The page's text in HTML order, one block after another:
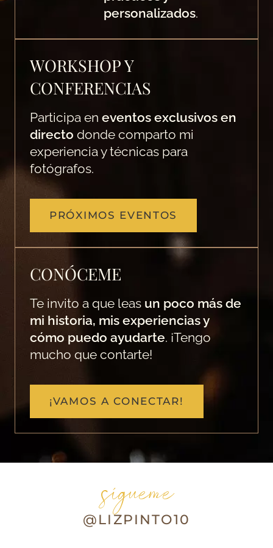
personalizados.
WORKSHOP Y
CONFERENCIAS
Participa en eventos exclusivos en
directo donde comparto mi
experiencia y técnicas para
fotógrafos.
PRÓXIMOS EVENTOS
CONÓCEME
Te invito a que leas un poco más de
mi historia, mis experiencias y
cómo puedo ayudarte. ¡Tengo
mucho que contarte!
¡VAMOS A CONECTAR!
sígueme
@LIZPINTO10